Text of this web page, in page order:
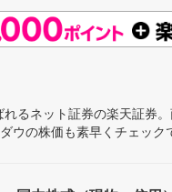
るネット証券の楽天証券
ウの株価も素早くチェック